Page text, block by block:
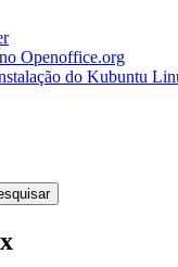
Openoffice.org
do Kubuntu